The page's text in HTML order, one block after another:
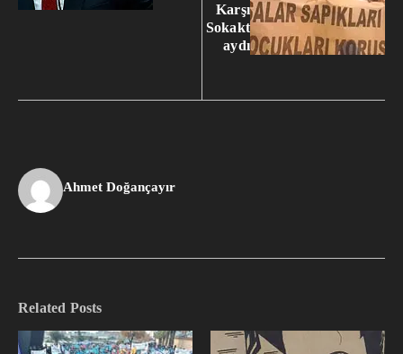
Karşı
Sokakt
aydı
Ahmet Doğançayır
Related Posts